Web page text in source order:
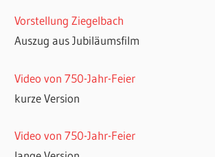
Vorstellung Ziegelbach
Auszug aus Jubiläumsfilm
Video von 750-Jahr-Feier
kurze Version
Video von 750-Jahr-Feier